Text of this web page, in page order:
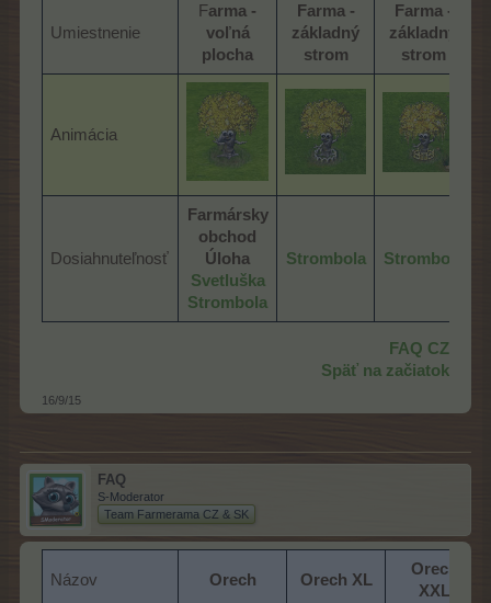
Umiestnenie
Farma -
voľná
plocha
Farma -
základný
strom
Farma -
základný
strom
Animácia
Dosiahnuteľnosť
Farmársky
obchod
Úloha
Svetluška
Strombola
Strombola Strombola
FAQ CZ
Späť na začiatok
16/9/15
FAQ
S-Moderator
Team Farmerama CZ & SK
Názov Orech Orech XL
Orech
XXL